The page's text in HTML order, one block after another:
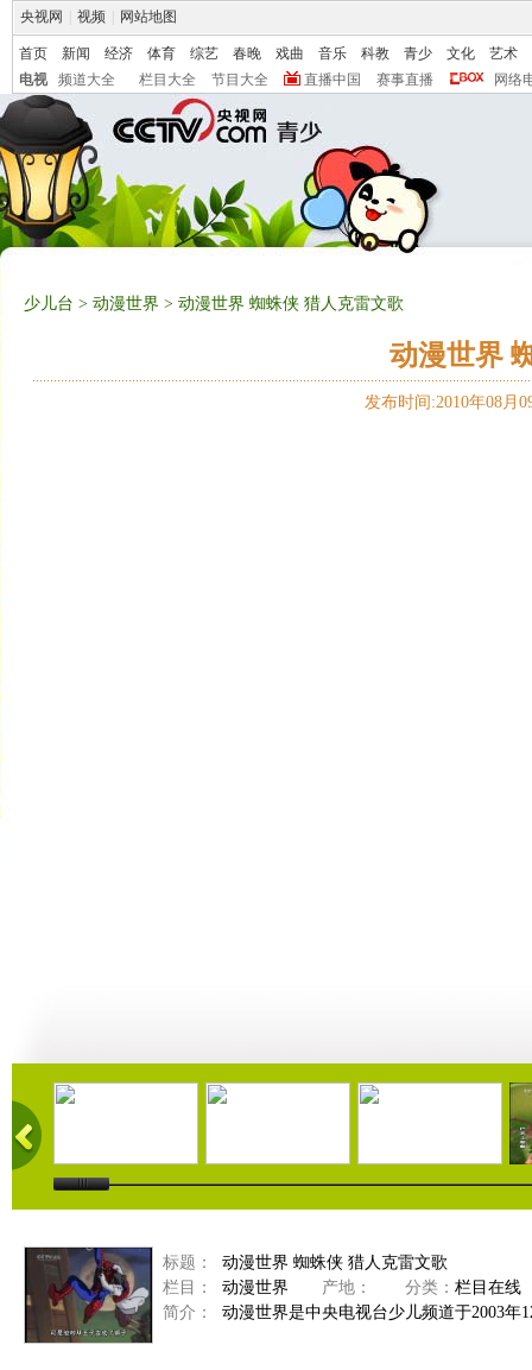
央视网 视频 网站地图
首页 新闻 经济 体育 综艺 春晚 戏曲 音乐 科教 青少 文化
艺术
电视
频道大全 栏目大全 节目大全 直播中国 赛事直播 网络
少儿台 > 动漫世界 > 动漫世界 蜘蛛侠 猎人克雷文歌
动漫世界
发布时间:2010年08月
11:10 10:17 09:13
标题：
动漫世界 蜘蛛侠 猎人克雷文歌
栏目：
动漫世界 产地： 分类： 栏目在线
简介：
动漫世界是中央电视台少儿频道于2003年